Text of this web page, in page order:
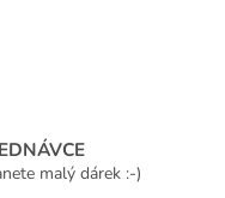
malý dárek :-)